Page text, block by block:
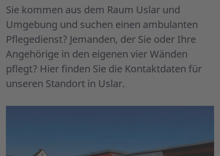
Sie kommen aus dem Raum Uslar und
Umgebung und suchen einen ambulanten
Pflegedienst? Jemanden, der Sie oder Ihre
Angehörige in den eigenen vier Wänden
pflegt? Hier finden Sie die Kontaktdaten für
unseren Standort in Uslar.